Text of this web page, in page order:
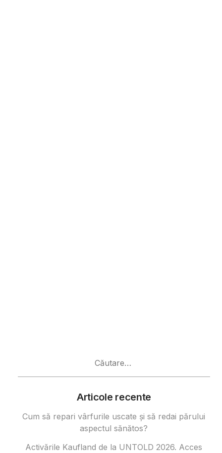
Articole recente
Cum să repari vârfurile uscate și să redai părului
aspectul sănătos?
Activările Kaufland de la UNTOLD 2026. Acces